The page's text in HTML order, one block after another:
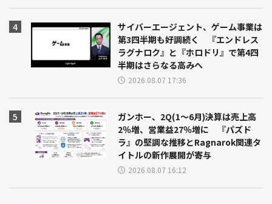
サイバーエージェント、ゲーム事業は
第3四半期も好調続く 『エンドレス
ラグナロク』と『ホロドリ』で第4四
半期はさらなる高みへ
2026.08.07 17:36
ガンホー、2Q(1～6月)決算は売上高
2％増、営業益27％増に 『パズド
ラ』の堅調な推移とRagnarok関連タ
イトルの新作展開が寄与
2026.08.07 16:12